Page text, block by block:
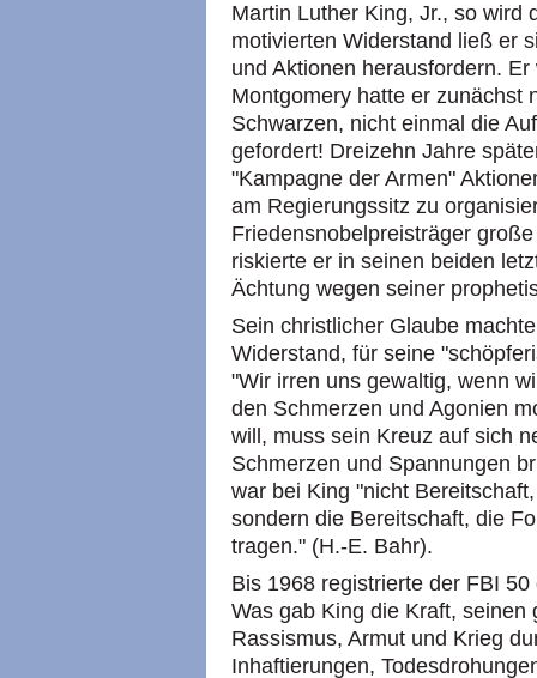
Martin Luther King, Jr., so wird
motivierten Widerstand ließ er
und Aktionen herausfordern.
Montgomery hatte er zunächst
Schwarzen, nicht einmal die
gefordert! Dreizehn Jahre
"Kampagne der Armen"
am Regierungssitz zu
Friedensnobelpreisträger
riskierte er in seinen beiden
Ächtung wegen seiner
Sein christlicher Glaube
Widerstand, für seine
"Wir irren uns gewaltig, wenn
den Schmerzen und Agonien
will, muss sein Kreuz auf sich
Schmerzen und Spannungen
war bei King "nicht
sondern die Bereitschaft, die
tragen." (H.-E. Bahr).
Bis 1968 registrierte der FBI
Was gab King die Kraft,
Rassismus, Armut und Krieg
Inhaftierungen,